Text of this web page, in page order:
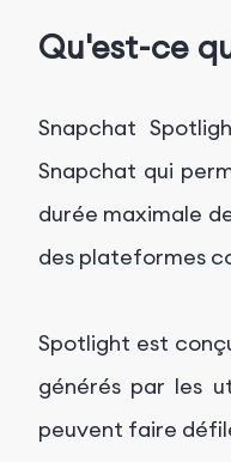
Qu'est-ce
Snapchat
Snapchat qui
durée maximale
des plateformes
Spotlight est
générés par les
peuvent faire